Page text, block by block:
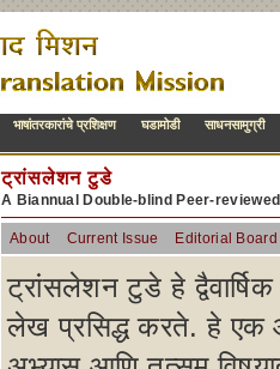
भाषांतरकारांचे प्रशिक्षण घडामोडी साधनसामुग्री
ट्रांसलेशन टुडे
A Biannual Double-blind Peer-
About Current Issue Editorial Board
ट्रांसलेशन टुडे हे द्वैवार्षिक
लेख प्रसिद्ध करते. हे एक